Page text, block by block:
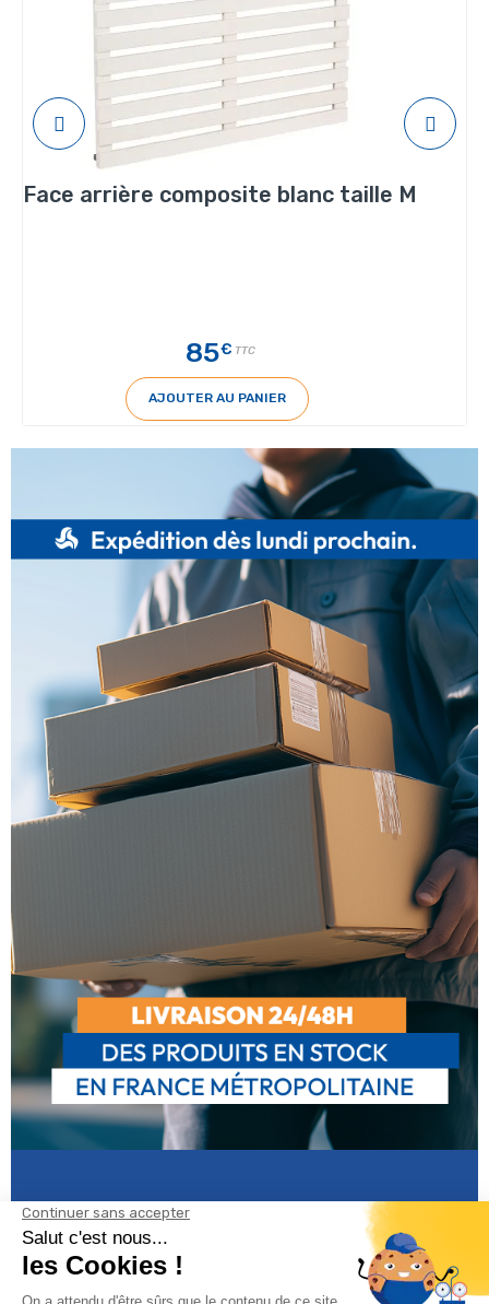
Face arrière composite blanc taille M
85€ TTC
AJOUTER AU PANIER